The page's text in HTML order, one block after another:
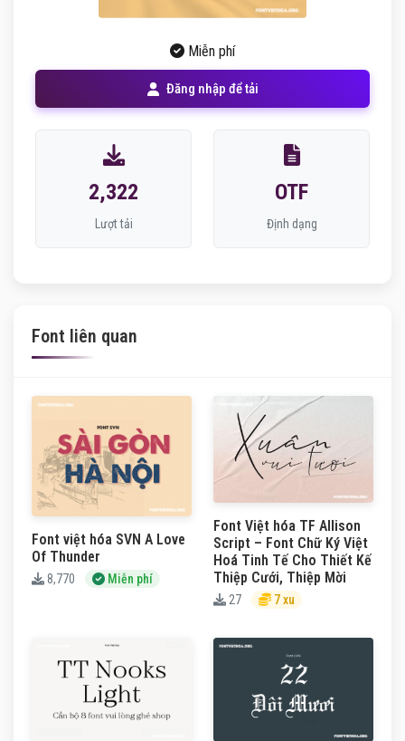
Miễn phí
Đăng nhập để tải
2,322
Lượt tải
OTF
Định dạng
Font liên quan
Font việt hóa SVN A Love
Of Thunder
8,770 Miễn phí
Font Việt hóa TF Allison
Script – Font Chữ Ký Việt
Hoá Tinh Tế Cho Thiết Kế
Thiệp Cưới, Thiệp Mời
27 7 xu